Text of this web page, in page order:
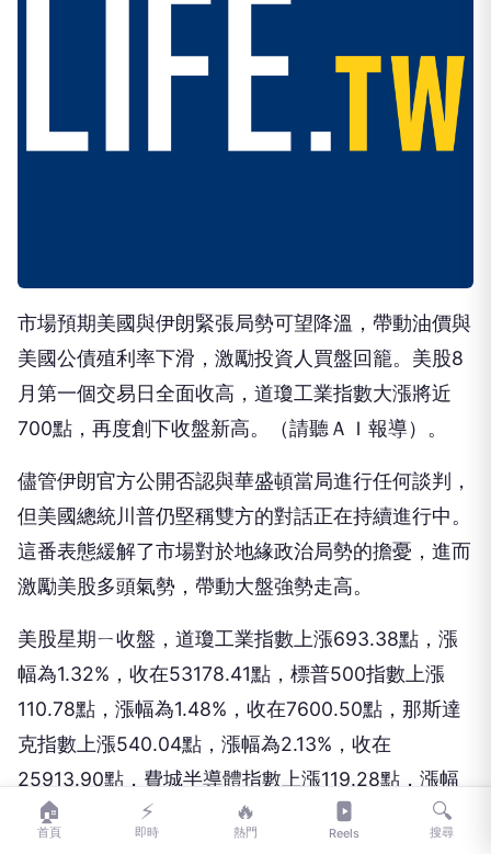
市場預期美國與伊朗緊張局勢可望降溫，帶動油價與
美國公債殖利率下滑，激勵投資人買盤回籠。美股8
月第一個交易日全面收高，道瓊工業指數大漲將近
700點，再度創下收盤新高。（請聽ＡＩ報導）。
儘管伊朗官方公開否認與華盛頓當局進行任何談判，
但美國總統川普仍堅稱雙方的對話正在持續進行中。
這番表態緩解了市場對於地緣政治局勢的擔憂，進而
激勵美股多頭氣勢，帶動大盤強勢走高。
美股星期ㄧ收盤，道瓊工業指數上漲693.38點，漲
幅為1.32%，收在53178.41點，標普500指數上漲
110.78點，漲幅為1.48%，收在7600.50點，那斯達
克指數上漲540.04點，漲幅為2.13%，收在
25913.90點，費城半導體指數上漲119.28點，漲幅
為1.05%，收在11430.35點，台積電ADR上漲1.94美
🏠
首頁
⚡
即時
🔥
熱門 Reels
🔍
搜尋